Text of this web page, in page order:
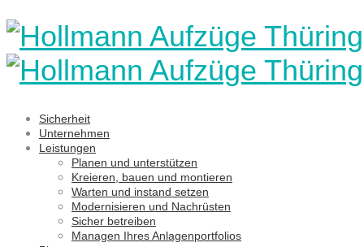
Sicherheit
Unternehmen
Leistungen
Planen und unterstützen
Kreieren, bauen und montieren
Warten und instand setzen
Modernisieren und Nachrüsten
Sicher betreiben
Managen Ihres Anlagenportfolios